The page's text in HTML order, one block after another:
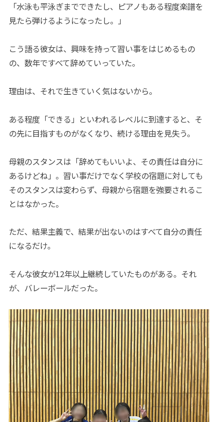
「水泳も平泳ぎまでできたし、ピアノもある程度楽譜を
見たら弾けるようになったし。」
こう語る彼女は、興味を持って習い事をはじめるもの
の、数年ですべて辞めていっていた。
理由は、それで生きていく気はないから。
ある程度「できる」といわれるレベルに到達すると、そ
の先に目指すものがなくなり、続ける理由を見失う。
母親のスタンスは「辞めてもいいよ、その責任は自分に
あるけどね」。習い事だけでなく学校の宿題に対しても
そのスタンスは変わらず、母親から宿題を強要されるこ
とはなかった。
ただ、結果主義で、結果が出ないのはすべて自分の責任
になるだけ。
そんな彼女が12年以上継続していたものがある。それ
が、バレーボールだった。